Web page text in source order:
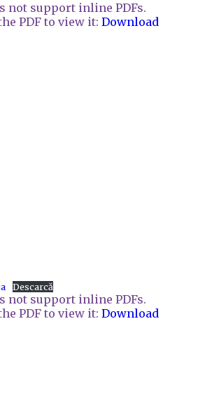
not support inline PDFs.
PDF to view it:Download
Descarcă
not support inline PDFs.
PDF to view it:Download